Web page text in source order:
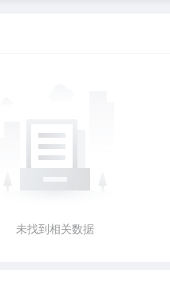
未找到相关数据